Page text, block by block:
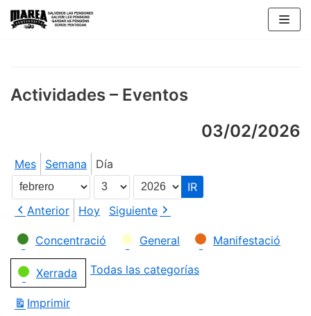
Saltar
Actividades – Eventos
03/02/2026
Mes Semana Día
Mes
Día
Año
Anterior
Hoy
Siguiente
Categorías
Concentració General Manifestació
Xerrada Todas las categorías
Imprimir